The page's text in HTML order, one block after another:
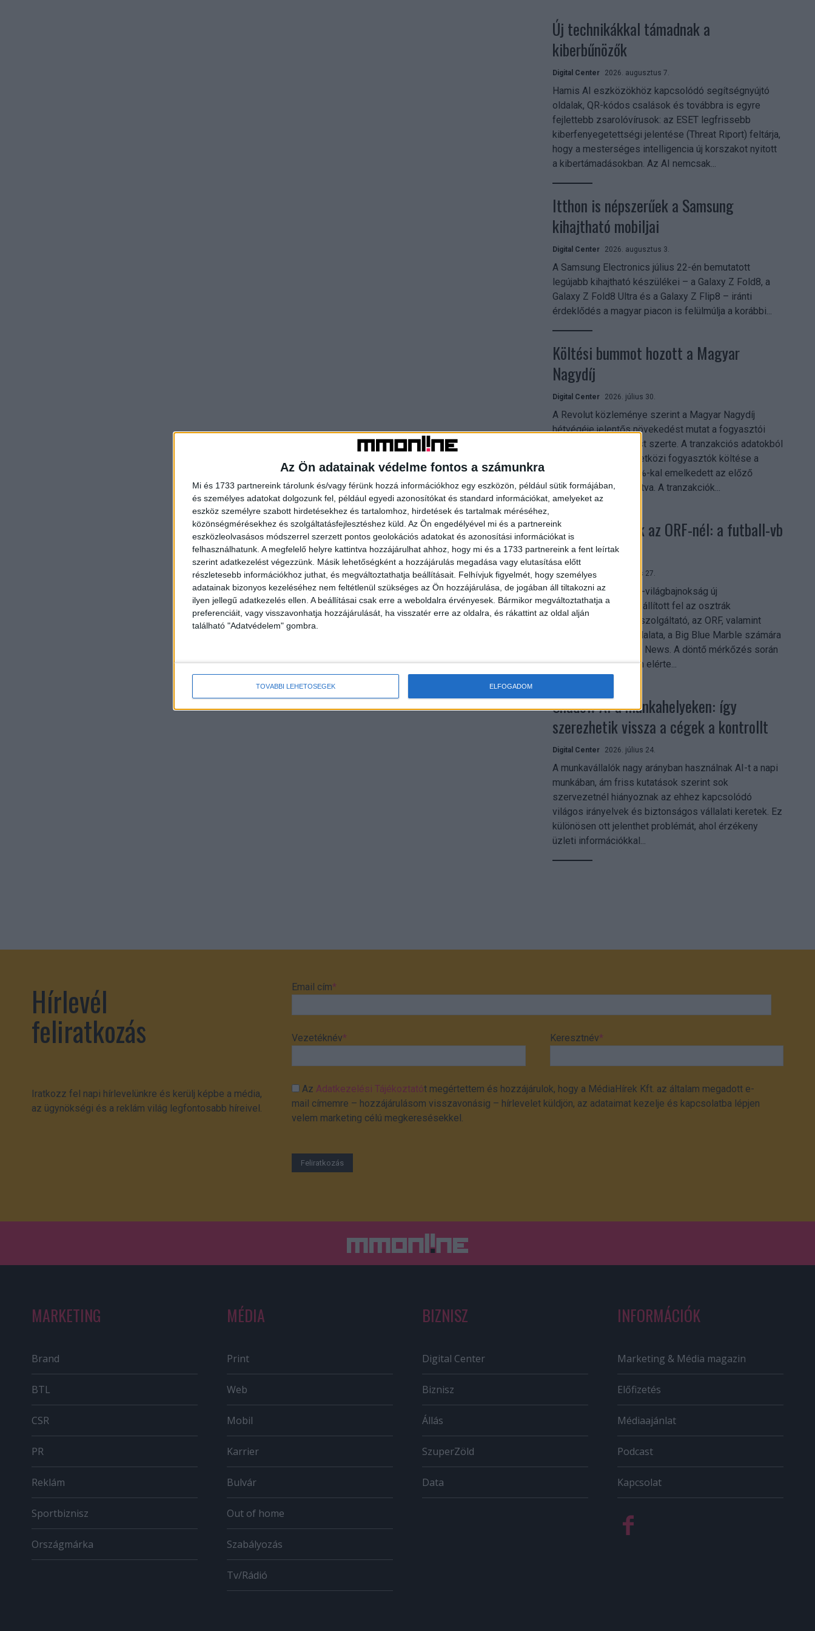
Az Ön adatainak védelme fontos a számunkra
Mi és 1733 partnereink tárolunk és/vagy férünk hozzá információkhoz egy eszközön, például sütik formájában,
és személyes adatokat dolgozunk fel, például egyedi azonosítókat és standard információkat, amelyeket az
eszköz személyre szabott hirdetésekhez és tartalomhoz, hirdetések és tartalmak méréséhez,
közönségmérésekhez és szolgáltatásfejlesztéshez küld. Az Ön engedélyével mi és a partnereink
eszközleolvasásos módszerrel szerzett pontos geolokációs adatokat és azonosítási információkat is
felhasználhatunk. A megfelelő helyre kattintva hozzájárulhat ahhoz, hogy mi és a 1733 partnereink a fent leírtak
szerint adatkezelést végezzünk. Másik lehetőségként a hozzájárulás megadása vagy elutasítása előtt
részletesebb információkhoz juthat, és megváltoztathatja beállításait. Felhívjuk figyelmét, hogy személyes
adatainak bizonyos kezeléséhez nem feltétlenül szükséges az Ön hozzájárulása, de jogában áll tiltakozni az
ilyen jellegű adatkezelés ellen. A beállításai csak erre a weboldalra érvényesek. Bármikor megváltoztathatja a
preferenciáit, vagy visszavonhatja hozzájárulását, ha visszatér erre az oldalra, és rákattint az oldal alján
található "Adatvédelem" gombra.
TOVÁBBI LEHETŐSÉGEK ELFOGADOM
Új technikákkal támadnak a
kiberbűnözők
Digital Center 2026. augusztus 7.
Hamis AI eszközökhöz kapcsolódó segítségnyújtó
oldalak, QR-kódos csalások és továbbra is egyre
fejlettebb zsarolóvírusok: az ESET legfrissebb
kiberfenyegetettségi jelentése (Threat Riport) feltárja,
hogy a mesterséges intelligencia új korszakot nyitott
a kibertámadásokban. Az AI nemcsak...
Itthon is népszerűek a Samsung
kihajtható mobiljai
Digital Center 2026. augusztus 3.
A Samsung Electronics július 22-én bemutatott
legújabb kihajtható készülékei – a Galaxy Z Fold8, a
Galaxy Z Fold8 Ultra és a Galaxy Z Flip8 – iránti
érdeklődés a magyar piacon is felülmúlja a korábbi...
Költési bummot hozott a Magyar
Nagydíj
Digital Center 2026. július 30.
A Revolut közleménye szerint a Magyar Nagydíj
hétvégéje jelentős növekedést mutat a fogyasztói
aktivitásban Budapest szerte. A tranzakciós adatokból
kiderül, hogy a nemzetközi fogyasztók költése a
versenyhétvégén 26%-kal emelkedett az előző
hétvégéhez viszonyítva. A tranzakciók...
Rekordok dőltek az ORF-nél: a futball-vb
mindent vitt
Digital Center 2026. július 27.
A 2026-os labdarúgó-világbajnokság új
streamingrekordokat állított fel az osztrák
közszolgálati műsorszolgáltató, az ORF, valamint
technológiai leányvállalata, a Big Blue Marble számára
– írja a Broadband TV News. A döntő mérkőzés során
az átlagos nézőszám elérte...
Shadow AI a munkahelyeken: így
szerezhetik vissza a cégek a kontrollt
Digital Center 2026. július 24.
A munkavállalók nagy arányban használnak AI-t a napi
munkában, ám friss kutatások szerint sok
szervezetnél hiányoznak az ehhez kapcsolódó
világos irányelvek és biztonságos vállalati keretek. Ez
különösen ott jelenthet problémát, ahol érzékeny
üzleti információkkal...
Hírlevél
feliratkozás
Iratkozz fel napi hírlevelünkre és kerülj képbe a média,
az ügynökségi és a reklám világ legfontosabb híreivel.
Email cím*
Vezetéknév* Keresztnév*
AzAdatkezelési Tájékoztatót megértettem és hozzájárulok, hogy a MédiaHírek Kft. az általam megadott e-
mail címemre – hozzájárulásom visszavonásig – hírlevelet küldjön, az adataimat kezelje és kapcsolatba lépjen
velem marketing célú megkeresésekkel.
MARKETING
Brand
BTL
CSR
PR
Reklám
Sportbiznisz
Országmárka
MÉDIA
Print
Web
Mobil
Karrier
Bulvár
Out of home
Szabályozás
Tv/Rádió
BIZNISZ
Digital Center
Biznisz
Állás
SzuperZöld
Data
INFORMÁCIÓK
Marketing & Média magazin
Előfizetés
Médiaajánlat
Podcast
Kapcsolat